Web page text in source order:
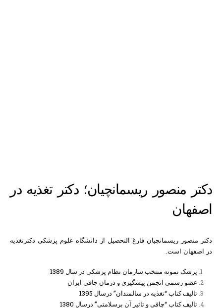
دکتر منصور ریسمانچیان؛ دکتر تغذیه در
اصفهان
دکتر منصور ریسمانچیان فارغ التحصیل از دانشگاه علوم پزشکی دکترتغذیه
در اصفهان است.
پزشک نمونه منتخب سازمان نظام پزشکی در سال 1389
عضو رسمی انجمن پیشگیری و درمان چاقی ایران
تالیف کتاب “تغذیه در سالمندان” درسال 1395
تالیف کتاب “چاقی و تاثیر آن برسلامتی” درسال 1380